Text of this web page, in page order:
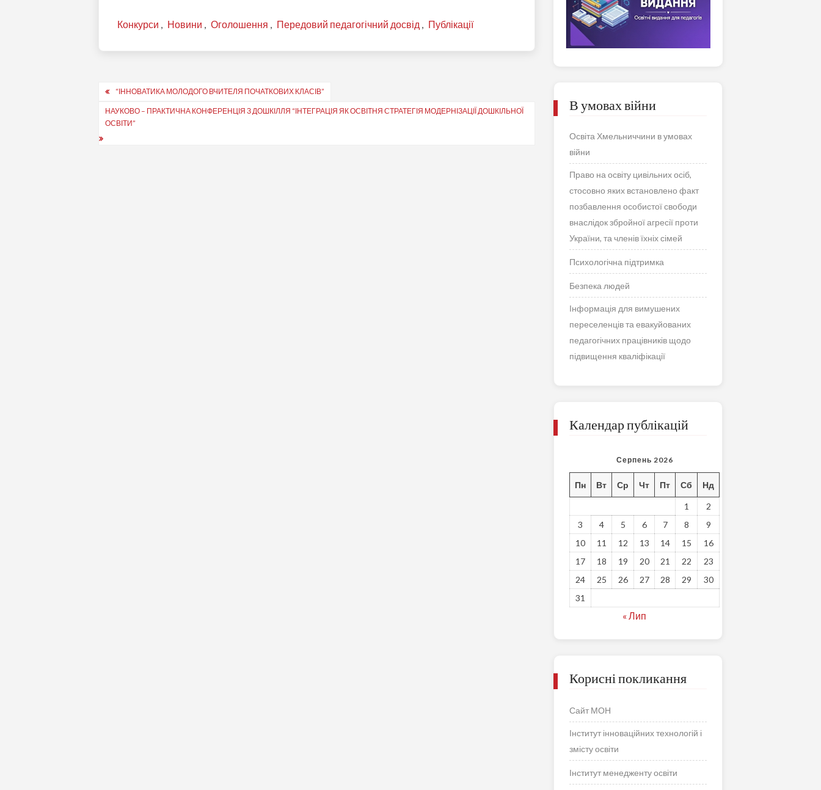
Конкурси , Новини , Оголошення , Передовий педагогічний досвід , Публікації
Навігація
записів
“ІННОВАТИКА МОЛОДОГО ВЧИТЕЛЯ ПОЧАТКОВИХ КЛАСІВ”
НАУКОВО – ПРАКТИЧНА КОНФЕРЕНЦІЯ З ДОШКІЛЛЯ “ІНТЕГРАЦІЯ ЯК ОСВІТНЯ СТРАТЕГІЯ МОДЕРНІЗАЦІЇ ДОШКІЛЬНОЇ
ОСВІТИ”
В умовах війни
Освіта Хмельниччини в умовах
війни
Право на освіту цивільних осіб,
стосовно яких встановлено факт
позбавлення особистої свободи
внаслідок збройної агресії проти
України, та членів їхніх сімей
Психологічна підтримка
Безпека людей
Інформація для вимушених
переселенців та евакуйованих
педагогічних працівників щодо
підвищення кваліфікації
Календар публікацій
Серпень 2026
Пн Вт Ср Чт Пт Сб Нд
1
2
3
4 5 6 7 8
9
10
11 12 13 14 15
16
17
18 19 20 21 22
23
24
25 26 27 28 29
30
31
« Лип
Корисні покликання
Сайт МОН
Інститут інноваційних технологій і
змісту освіти
Інститут менедженту освіти